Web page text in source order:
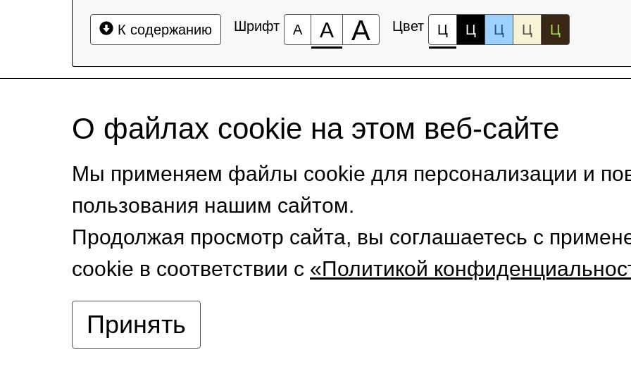
К содержанию Шрифт А А А Цвет Ц Ц Ц Ц Ц
О файлах cookie на этом веб-сайте
Мы применяем файлы cookie для персонализации и
пользования нашим сайтом.
Продолжая просмотр сайта, вы соглашаетесь с
cookie в соответствии с «Политикой
Принять